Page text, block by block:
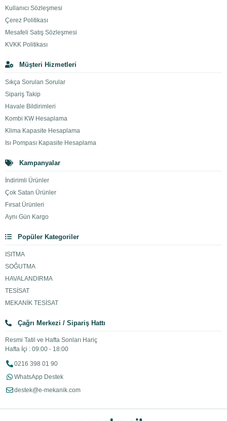
Kullanıcı Sözleşmesi
Çerez Politikası
Mesafeli Satış Sözleşmesi
KVKK Politikası
Müşteri Hizmetleri
Sıkça Sorulan Sorular
Sipariş Takip
Havale Bildirimleri
Kombi KW Hesaplama
Klima Kapasite Hesaplama
Isı Pompası Kapasite Hesaplama
Kampanyalar
İndirimli Ürünler
Çok Satan Ürünler
Fırsat Ürünleri
Aynı Gün Kargo
Popüler Kategoriler
ISITMA
SOĞUTMA
HAVALANDIRMA
TESİSAT
MEKANİK TESİSAT
Çağrı Merkezi / Sipariş Hattı
Resmi Tatil ve Hafta Sonları Hariç
Hafta İçi : 09:00 - 18:00
0216 398 01 90
WhatsApp Destek
destek@e-mekanik.com